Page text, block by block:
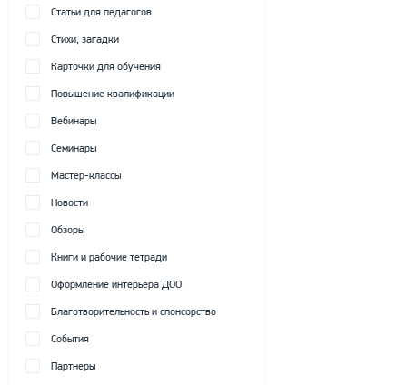
Статьи для педагогов
Стихи, загадки
Карточки для обучения
Повышение квалификации
Вебинары
Семинары
Мастер-классы
Новости
Обзоры
Книги и рабочие тетради
Оформление интерьера ДОО
Благотворительность и спонсорство
События
Партнеры